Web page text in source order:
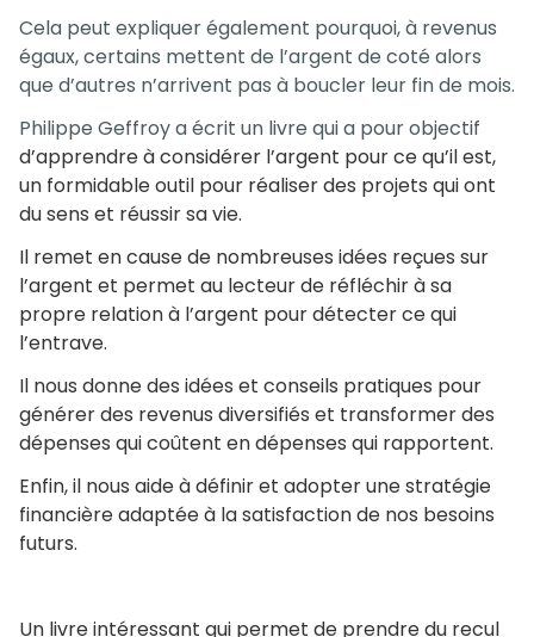
Cela peut expliquer également pourquoi, à revenus
égaux, certains mettent de l’argent de coté alors
que d’autres n’arrivent pas à boucler leur fin de mois.
Philippe Geffroy a écrit un livre qui a pour objectif
d’apprendre à considérer l’argent pour ce qu’il est,
un formidable outil pour réaliser des projets qui ont
du sens et réussir sa vie.
Il remet en cause de nombreuses idées reçues sur
l’argent et permet au lecteur de réfléchir à sa
propre relation à l’argent pour détecter ce qui
l’entrave.
Il nous donne des idées et conseils pratiques pour
générer des revenus diversifiés et transformer des
dépenses qui coûtent en dépenses qui rapportent.
Enfin, il nous aide à définir et adopter une stratégie
financière adaptée à la satisfaction de nos besoins
futurs.
Un livre intéressant qui permet de prendre du recul